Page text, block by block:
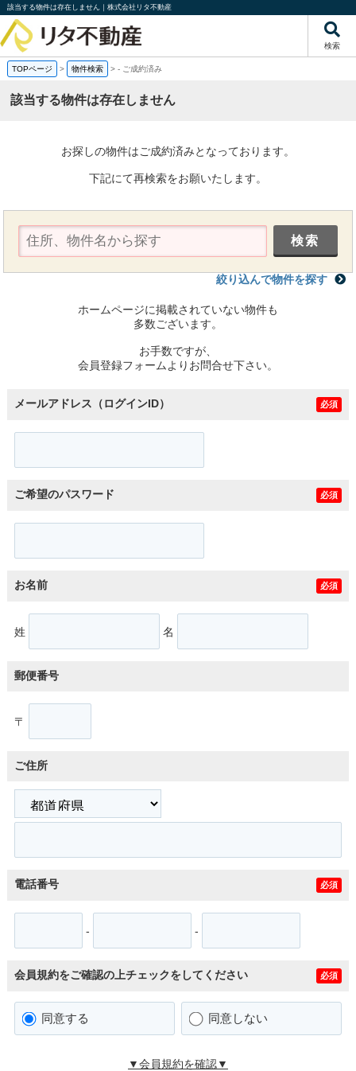
該当する物件は存在しません｜株式会社リタ不動産
検索
TOPページ > 物件検索 >- ご成約済み
該当する物件は存在しません
お探しの物件はご成約済みとなっております。
下記にて再検索をお願いたします。
絞り込んで物件を探す
ホームページに掲載されていない物件も
多数ございます。
お手数ですが、
会員登録フォームよりお問合せ下さい。
メールアドレス（ログインID） 必須
ご希望のパスワード 必須
お名前 必須
姓 名
郵便番号
〒
ご住所
電話番号 必須
- -
会員規約をご確認の上チェックをしてください 必須
同意する 同意しない
▼会員規約を確認▼